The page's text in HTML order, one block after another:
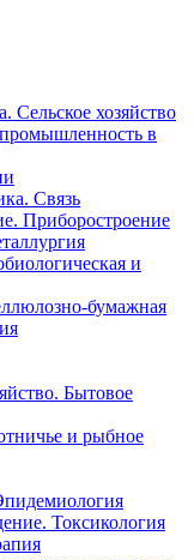
хозяйство
в
Связь
Приборостроение
и
бумажная
Бытовое
и рыбное
Токсикология